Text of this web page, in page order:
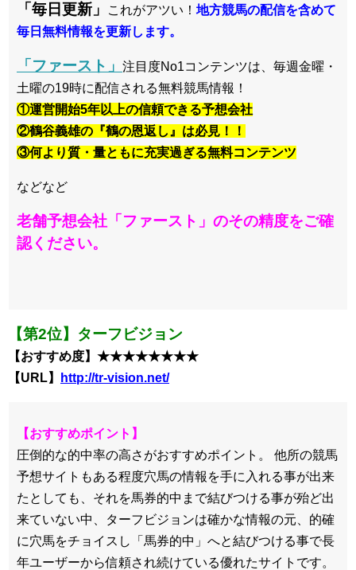
「毎日更新」 これがアツい！ 地方競馬の配信を含めて
毎日無料情報を更新します。
「ファースト」 注目度No1コンテンツは、毎週金曜・
土曜の19時に配信される無料競馬情報！
①運営開始5年以上の信頼できる予想会社
②鶴谷義雄の『鶴の恩返し』は必見！！
③何より質・量ともに充実過ぎる無料コンテンツ
などなど
老舗予想会社「ファースト」のその精度をご確
認ください。
【第2位】ターフビジョン
【おすすめ度】★★★★★★★★
【URL】
http://tr-vision.net/
【おすすめポイント】
圧倒的な的中率の高さがおすすめポイント。 他所の競馬
予想サイトもある程度穴馬の情報を手に入れる事が出来
たとしても、それを馬券的中まで結びつける事が殆ど出
来ていない中、ターフビジョンは確かな情報の元、的確
に穴馬をチョイスし「馬券的中」へと結びつける事で長
年ユーザーから信頼され続けている優れたサイトです。